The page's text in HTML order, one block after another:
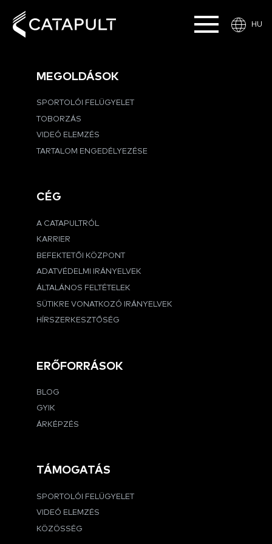
HU
MEGOLDÁSOK
SPORTOLÓI FELÜGYELET
TOBORZÁS
VIDEÓ ELEMZÉS
TARTALOM ENGEDÉLYEZÉSE
CÉG
A CATAPULTRÓL
KARRIER
BEFEKTETŐI KÖZPONT
ADATVÉDELMI IRÁNYELVEK
ÁLTALÁNOS FELTÉTELEK
SÜTIKRE VONATKOZÓ IRÁNYELVEK
HÍRSZERKESZTŐSÉG
ERŐFORRÁSOK
BLOG
GYIK
ÁRKÉPZÉS
TÁMOGATÁS
SPORTOLÓI FELÜGYELET
VIDEÓ ELEMZÉS
KÖZÖSSÉG